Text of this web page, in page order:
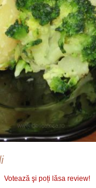
Votează şi poți lăsa review!